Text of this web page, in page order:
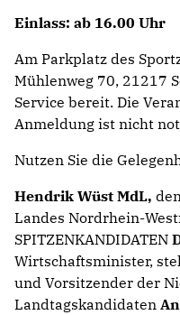
Einlass: ab 16.00 Uhr
Am Parkplatz des
Mühlenweg 70, 21217
Service bereit. Die
Anmeldung ist nicht
Nutzen Sie die
Hendrik Wüst MdL,
Landes Nordrhein-
SPITZENKANDIDATEN
Wirtschaftsminister,
und Vorsitzender der
Landtagskandidaten